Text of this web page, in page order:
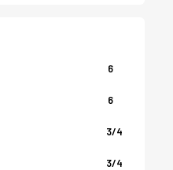
6
6
3/4
3/4